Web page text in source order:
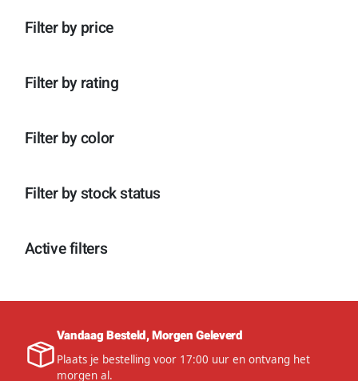
Filter by price
Filter by rating
Filter by color
Filter by stock status
Active filters
Vandaag Besteld, Morgen Geleverd
Plaats je bestelling voor 17:00 uur en ontvang het
morgen al.